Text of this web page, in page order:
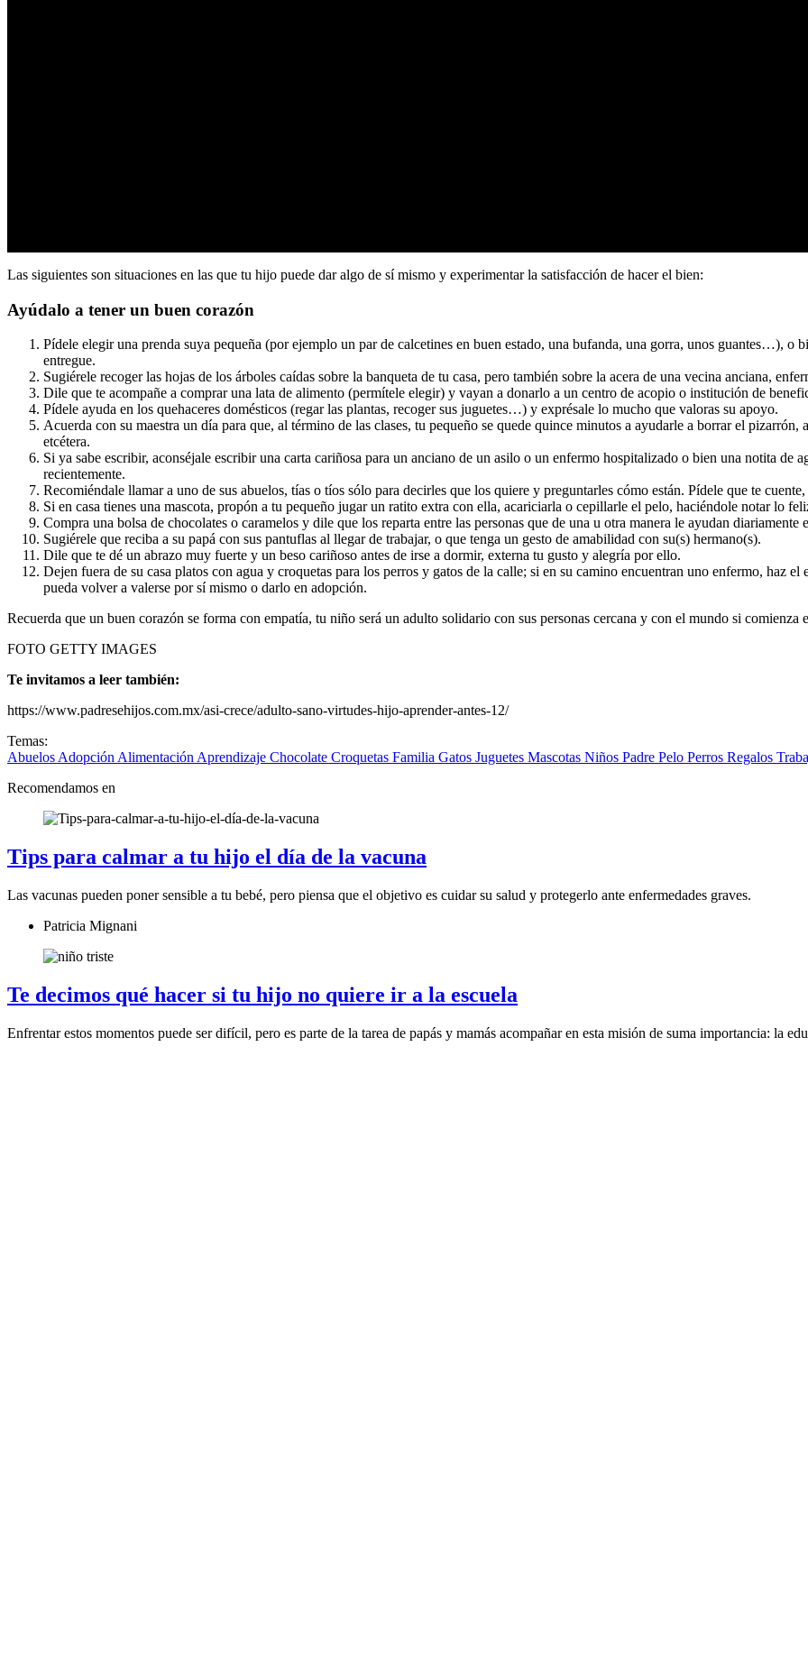
seconds
36
secondsVolume
Las siguientes son situaciones en las que tu hijo puede dar algo de sí mismo y experimentar la satisfacción de hacer el bien:
Ayúdalo a tener un buen corazón
Pídele elegir una prenda suya pequeña (por ejemplo un par de calcetines en buen estado, una bufanda, una gorra, unos guantes…), o
entregue.
Sugiérele recoger las hojas de los árboles caídas sobre la banqueta de tu casa, pero también sobre la acera de una vecina anciana,
Dile que te acompañe a comprar una lata de alimento (permítele elegir) y vayan a donarlo a un centro de acopio o institución de
Pídele ayuda en los quehaceres domésticos (regar las plantas, recogersus juguetes…) y exprésale lo mucho que valoras su apoyo.
Acuerda con su maestra un día para que, al término de las clases, tu pequeño se quede quince minutos a ayudarle a borrar el
etcétera.
Si ya sabe escribir, aconséjale escribir una carta cariñosa para un anciano de un asilo o un enfermo hospitalizado o bien una notita de
recientemente.
Recomiéndale llamar a uno de sus abuelos, tías o tíos sólo para decirles que los quiere y preguntarles cómo están. Pídele que te
Si en casa tienes una mascota, propón a tu pequeño jugar un ratito extra con ella, acariciarla o cepillarle el pelo, haciéndole notar lo
Compra una bolsa de chocolates o caramelos y dile que los reparta entre las personas que de una u otra manera le ayudan
Sugiérele que reciba a su papá con sus pantuflas al llegar de trabajar, o que tenga un gesto de amabilidad con su(s) hermano(s).
Dile que te dé un abrazo muy fuerte y un beso cariñoso antes de irse a dormir, externa tu gusto y alegría por ello.
Dejen fuera de su casa platos con agua y croquetas para los perros y gatos de la calle; si en su camino encuentran uno enfermo, haz
pueda volver a valerse por sí mismo o darlo en adopción.
Recuerda que un buen corazón se forma con empatía, tu niño será un adulto solidario con sus personas cercana y con el mundo si comienza
FOTO GETTY IMAGES
Te invitamos a leer también:
https://www.padresehijos.com.mx/asi-crece/adulto-sano-virtudes-hijo-aprender-antes-12/
Temas:
Abuelos Adopción Alimentación Aprendizaje Chocolate Croquetas Familia Gatos Juguetes Mascotas Niños Padre Pelo Perros Regalos
Recomendamos en
Tips para calmar a tu hijo el día de la vacuna
Las vacunas pueden poner sensible a tu bebé, pero piensa que el objetivo es cuidar su salud y protegerlo ante enfermedades graves.
Patricia Mignani
Te decimos qué hacer si tu hijo no quiere ir a la escuela
Enfrentar estos momentos puede ser difícil, pero es parte de la tarea de papás y mamás acompañar en esta misión de suma importancia: la